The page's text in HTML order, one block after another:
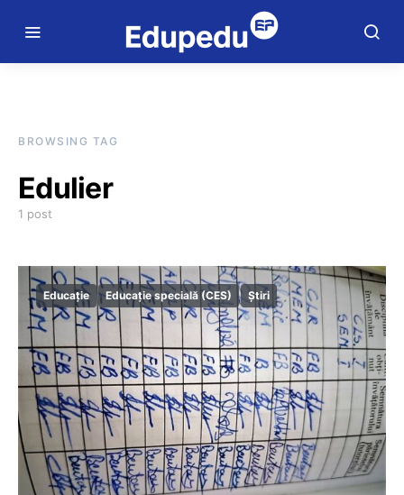
BROWSING TAG
Edulier
1 post
Educație Educație specială (CES) Știri